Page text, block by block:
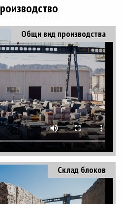
Общи вид производства
Склад блоков